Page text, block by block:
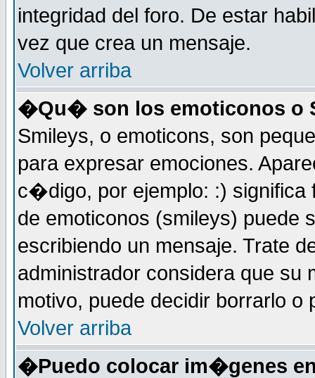
integridad del foro. De estar
vez que crea un mensaje.
Volver arriba
�Qu� son los emoticonos o
Smileys, o emoticons, son
para expresar emociones.
c�digo, por ejemplo: :) significa
de emoticonos (smileys)
escribiendo un mensaje. Trate
administrador considera que su
motivo, puede decidir borrarlo o
Volver arriba
�Puedo colocar im�genes